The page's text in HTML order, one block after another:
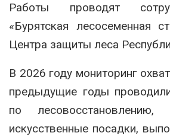
Работы проводят
«Бурятская лесосеменная
Центра защиты леса
В 2026 году мониторинг
предыдущие годы
по
искусственные посадки,